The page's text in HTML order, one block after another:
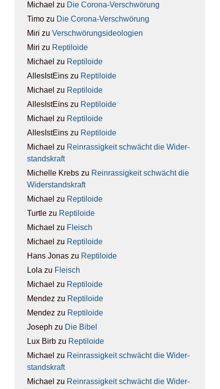
Michael zu Die Coro­na-Ver­schwö­rung
Timo zu Die Coro­na-Ver­schwö­rung
Miri zu Ver­schwö­rungs­ideo­lo­gien
Miri zu Rep­ti­lo­ide
Michael zu Rep­ti­lo­ide
AllesIstEins zu Rep­ti­lo­ide
Michael zu Rep­ti­lo­ide
AllesIstEins zu Rep­ti­lo­ide
Michael zu Rep­ti­lo­ide
AllesIstEins zu Rep­ti­lo­ide
Michael zu Rein­ras­sig­keit schwächt die Wider­
stands­kraft
Michelle Krebs zu Rein­ras­sig­keit schwächt die
Wider­stands­kraft
Michael zu Rep­ti­lo­ide
Turtle zu Rep­ti­lo­ide
Michael zu Fleisch
Michael zu Rep­ti­lo­ide
Hans Jonas zu Rep­ti­lo­ide
Lola zu Fleisch
Michael zu Rep­ti­lo­ide
Mendez zu Rep­ti­lo­ide
Mendez zu Rep­ti­lo­ide
Joseph zu Die Bibel
Lux Birb zu Rep­ti­lo­ide
Michael zu Rein­ras­sig­keit schwächt die Wider­
stands­kraft
Michael zu Rein­ras­sig­keit schwächt die Wider­